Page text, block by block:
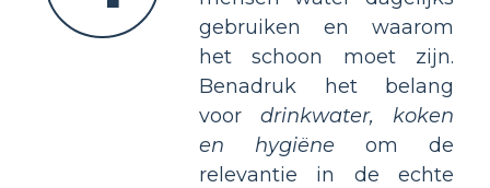
gebruiken en waarom
het schoon moet zijn.
Benadruk het belang
voor drinkwater, koken
en hygiëne om de
relevantie in de echte